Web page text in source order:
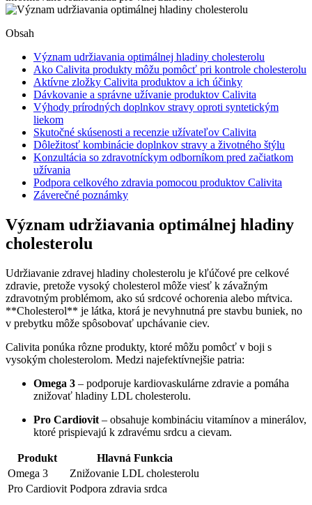
Obsah
Význam udržiavania optimálnej hladiny cholesterolu
Ako Calivita produkty môžu pomôcť pri kontrole cholesterolu
Aktívne zložky Calivita produktov a ich účinky
Dávkovanie a správne užívanie produktov Calivita
Výhody prírodných doplnkov stravy oproti syntetickým
liekom
Skutočné skúsenosti a recenzie užívateľov Calivita
Dôležitosť kombinácie doplnkov stravy a životného štýlu
Konzultácia so zdravotníckym odborníkom pred začiatkom
užívania
Podpora celkového zdravia pomocou produktov Calivita
Záverečné poznámky
Význam udržiavania optimálnej hladiny
cholesterolu
Udržiavanie zdravej hladiny cholesterolu je kľúčové pre celkové
zdravie, pretože vysoký cholesterol môže viesť k závažným
zdravotným problémom, ako sú srdcové ochorenia alebo mŕtvica.
**Cholesterol** je látka, ktorá je nevyhnutná pre stavbu buniek, no
v prebytku môže spôsobovať upchávanie ciev.
Calivita ponúka rôzne produkty, ktoré môžu pomôcť v boji s
vysokým cholesterolom. Medzi najefektívnejšie patria:
Omega 3 – podporuje kardiovaskulárne zdravie a pomáha
znižovať hladiny LDL cholesterolu.
Pro Cardiovit – obsahuje kombináciu vitamínov a minerálov,
ktoré prispievajú k zdravému srdcu a cievam.
Produkt
Hlavná Funkcia
Omega 3
Znižovanie LDL cholesterolu
Pro Cardiovit Podpora zdravia srdca